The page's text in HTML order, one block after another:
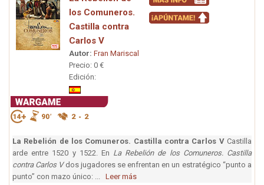
los Comuneros.
Castilla contra
Carlos V
Autor: Fran Mariscal
Precio: 0 €
Edición:
La Rebelión de los Comuneros. Castilla contra Carlos VCastilla
arde entre 1520 y 1522. En La Rebelión de los Comuneros. Castilla
contra Carlos Vdos jugadores se enfrentan en un estratégico “punto a
punto” con mazo único: ... Leer más